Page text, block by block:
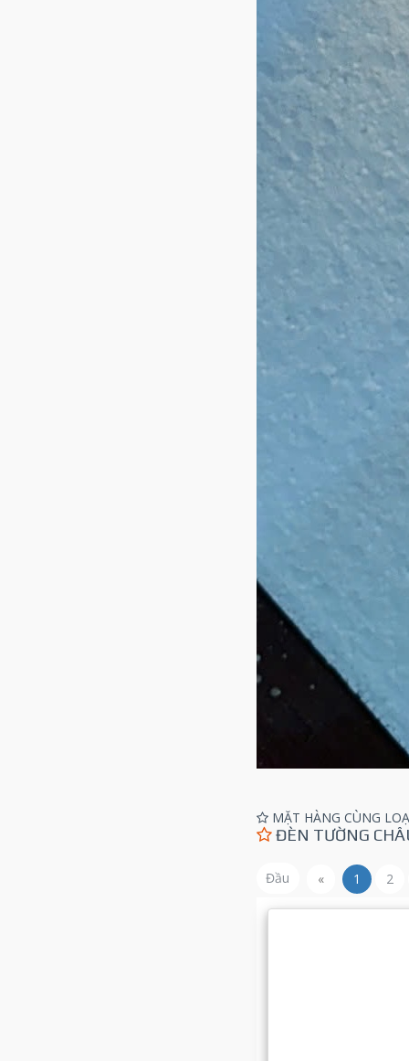
MẶT HÀNG CÙNG
ĐÈN TƯỜNG
Đầu « 1 2